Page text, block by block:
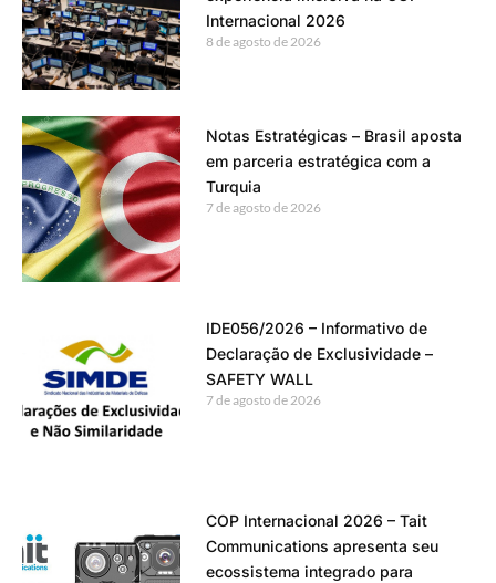
Internacional 2026
8 de agosto de 2026
Notas Estratégicas – Brasil aposta
em parceria estratégica com a
Turquia
7 de agosto de 2026
IDE056/2026 – Informativo de
Declaração de Exclusividade –
SAFETY WALL
7 de agosto de 2026
COP Internacional 2026 – Tait
Communications apresenta seu
ecossistema integrado para